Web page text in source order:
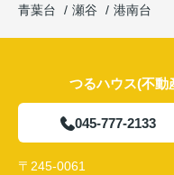
青葉台
瀬谷 港南台
つるハウス(不動
045-777-2133
〒245-0061